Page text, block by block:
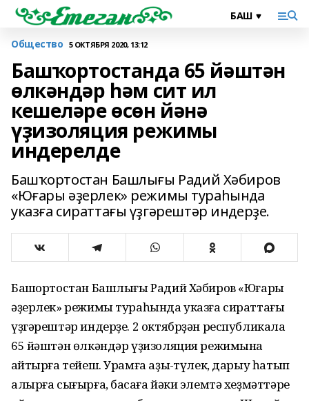
Общество 5 ОКТЯБРЯ 2020, 13:12
Башҡортостанда 65 йәштән
өлкәндәр һәм сит ил
кешеләре өсөн йәнә
үҙизоляция режимы
индерелде
Башҡортостан Башлығы Радий Хәбиров
«Юғары әҙерлек» режимы тураһында
указға сираттағы үҙгәрештәр индерҙе.
Башҡортостан Башлығы Радий Хәбиров «Юғары
әҙерлек» режимы тураһында указға сираттағы
үҙгәрештәр индерҙе. 2 октябрҙән республикала
65 йәштән өлкәндәр үҙизоляция режимына
ҡайтырға тейеш. Урамға аҙыҡ-түлек, дарыу һатып
алырға сығырға, баҡсаға йәки элемтә хеҙмәттәре